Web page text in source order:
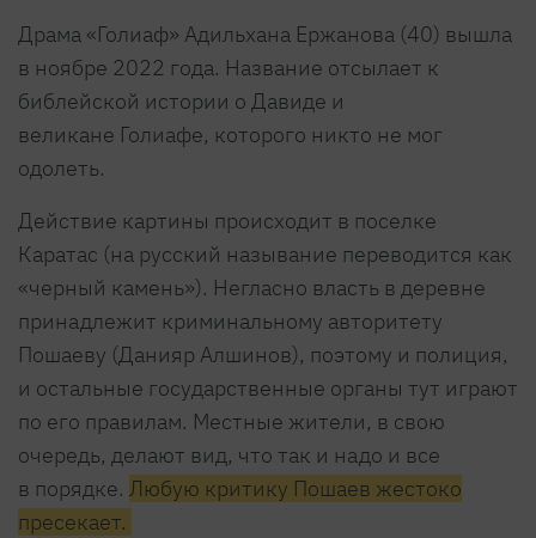
Драма «Голиаф» Адильхана Ержанова (40) вышла
в ноябре 2022 года. Название отсылает к
библейской истории о Давиде и
великане Голиафе, которого никто не мог
одолеть.
Действие картины происходит в поселке
Каратас (на русский называние переводится как
«черный камень»). Негласно власть в деревне
принадлежит криминальному авторитету
Пошаеву (Данияр Алшинов), поэтому и полиция,
и остальные государственные органы тут играют
по его правилам. Местные жители, в свою
очередь, делают вид, что так и надо и все
в порядке. Любую критику Пошаев жестоко
пресекает.